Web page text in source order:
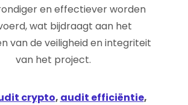
en effectiever worden
wat bijdraagt aan het
van de veiligheid en integriteit
van het project.
crypto, audit efficiëntie,